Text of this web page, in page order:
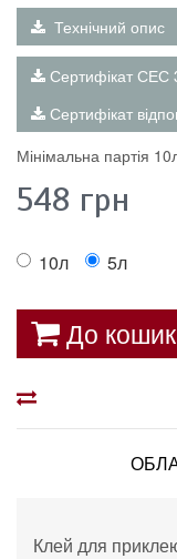
Технічний опис
Сертифікат СЕС
Сертифікат
Мінімальна партія
548 грн
10л 5л
До
Клей для